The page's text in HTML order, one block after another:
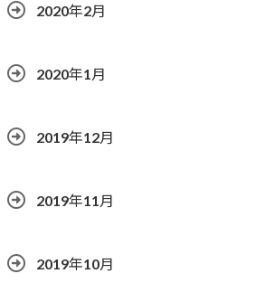
2020年2月
2020年1月
2019年12月
2019年11月
2019年10月